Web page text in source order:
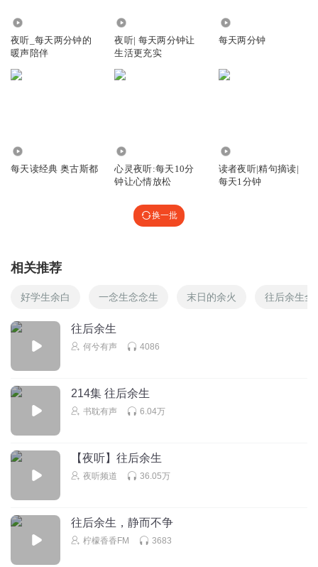
夜听_每天两分钟的
暖声陪伴
夜听| 每天两分钟让
生活更充实
每天两分钟
每天读经典 奥古斯都
心灵夜听:每天10分
钟让心情放松
读者夜听|精句摘读|
每天1分钟
换一批
相关推荐
好学生余白 一念生念念生 末日的余火 往后余生全
往后余生
何兮有声 4086
214集 往后余生
书耽有声 6.04万
【夜听】往后余生
夜听频道 36.05万
往后余生，静而不争
柠檬香香FM 3683